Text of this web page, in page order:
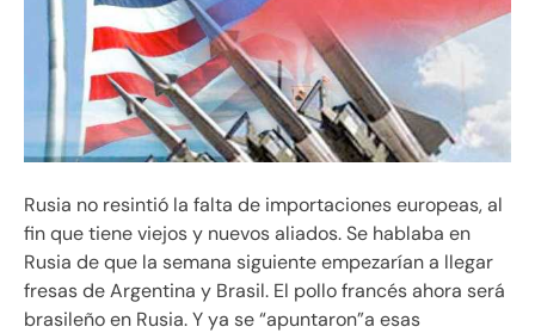
Rusia no resintió la falta de importaciones europeas, al
fin que tiene viejos y nuevos aliados. Se hablaba en
Rusia de que la semana siguiente empezarían a llegar
fresas de Argentina y Brasil. El pollo francés ahora será
brasileño en Rusia. Y ya se apuntaron a esas